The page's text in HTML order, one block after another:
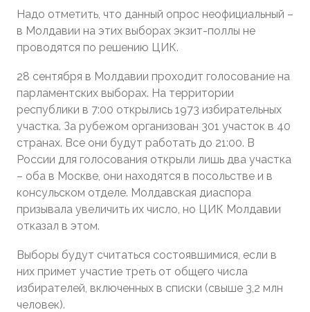
Надо отметить, что данный опрос неофициальный –
в Молдавии на этих выборах экзит-поллы не
проводятся по решению ЦИК.
28 сентября в Молдавии проходит голосование на
парламентских выборах. На территории
республики в 7:00 открылись 1973 избирательных
участка. За рубежом организован 301 участок в 40
странах. Все они будут работать до 21:00. В
России для голосования открыли лишь два участка
– оба в Москве, они находятся в посольстве и в
консульском отделе. Молдавская диаспора
призывала увеличить их число, но ЦИК Молдавии
отказал в этом.
Выборы будут считаться состоявшимися, если в
них примет участие треть от общего числа
избирателей, включенных в списки (свыше 3,2 млн
человек).